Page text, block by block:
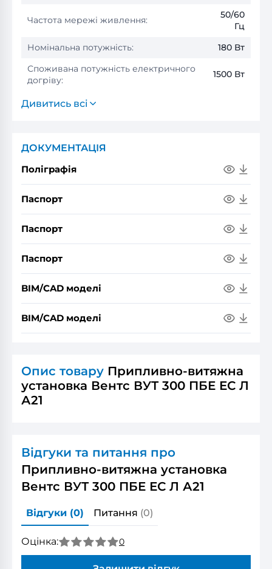
Частота мережі живлення:
50/60
Гц
Номінальна потужність:
180 Вт
Споживана потужність електричного
догріву:
1500 Вт
Дивитись всі
ДОКУМЕНТАЦІЯ
Поліграфія
Паспорт
Паспорт
Паспорт
BIM/CAD моделі
BIM/CAD моделі
Опис товару Припливно-витяжна
установка Вентс ВУТ 300 ПБЕ ЕС Л
А21
Відгуки та питання про
Припливно-витяжна установка
Вентс ВУТ 300 ПБЕ ЕС Л А21
Відгуки (0) Питання (0)
Оцінка: 0